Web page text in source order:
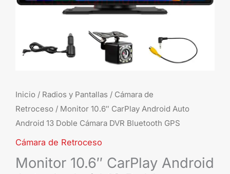
Inicio / Radios y Pantallas / Cámara de
Retroceso / Monitor 10.6″ CarPlay Android Auto
Android 13 Doble Cámara DVR Bluetooth GPS
Cámara de Retroceso
Monitor 10.6″ CarPlay Android
GPS